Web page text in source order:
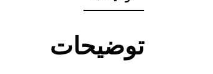
توضیحات